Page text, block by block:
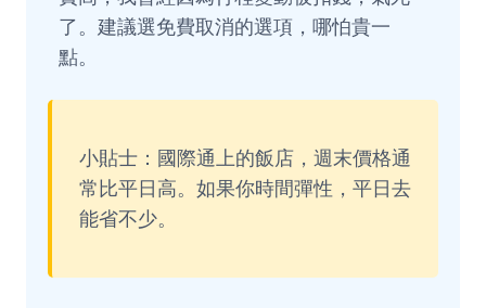
了。建議選免費取消的選項，哪怕貴一
點。
小貼士：國際通上的飯店，週末價格通
常比平日高。如果你時間彈性，平日去
能省不少。